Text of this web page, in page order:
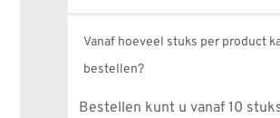
Vanaf hoeveel stuks per product
bestellen?
Bestellen kunt u vanaf 10